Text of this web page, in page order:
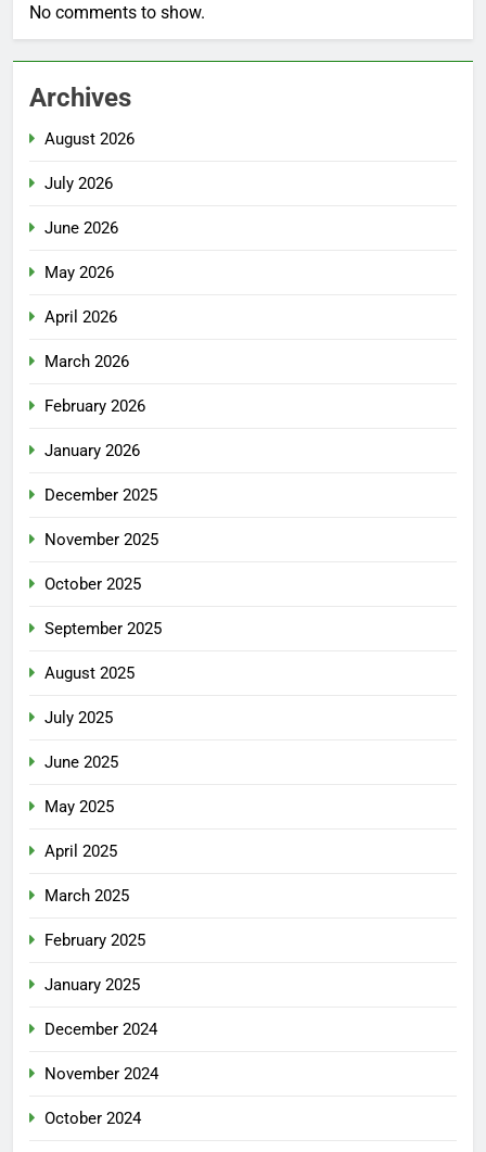
No comments to show.
Archives
August 2026
July 2026
June 2026
May 2026
April 2026
March 2026
February 2026
January 2026
December 2025
November 2025
October 2025
September 2025
August 2025
July 2025
June 2025
May 2025
April 2025
March 2025
February 2025
January 2025
December 2024
November 2024
October 2024